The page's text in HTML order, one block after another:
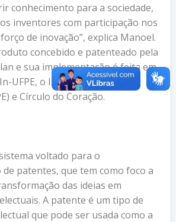
conhecimento para a sociedade,
inventores com participação nos
de inovação”, explica Manoel.
concebido e patenteado pela
e sua implementação é feita em
UFPE, o Instituto Federal de
e Círculo do Coração.
voltado para o
patentes, que tem como foco a
das ideias em
A patente é um tipo de
que pode ser usada como a